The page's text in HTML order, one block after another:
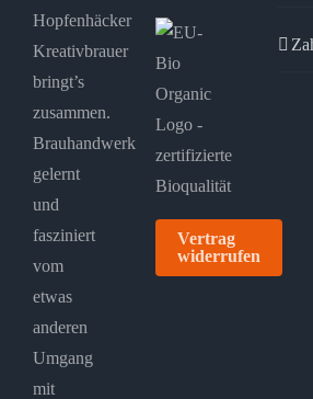
Hopfenhäcker
Kreativbrauer
bringt’s
zusammen.
Brauhandwerk
gelernt
und
fasziniert
vom
etwas
anderen
Umgang
mit
Vertrag
widerrufen